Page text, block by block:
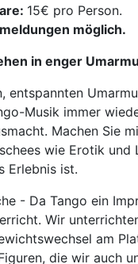
15€ pro Person.
möglich.
in enger
entspannten
Musik immer
Machen Sie
wie Erotik
Erlebnis ist.
- Da Tango ein
Wir
am
die wir auch